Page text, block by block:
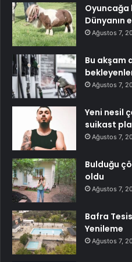
Oyuncağa
Dünyanın
Ağustos 7,
Bu akşam
Ağustos 7,
Yeni nesil
suikast
Ağustos 7,
Bulduğu
oldu
Ağustos 7,
Bafra
Yenileme
Ağustos 7,